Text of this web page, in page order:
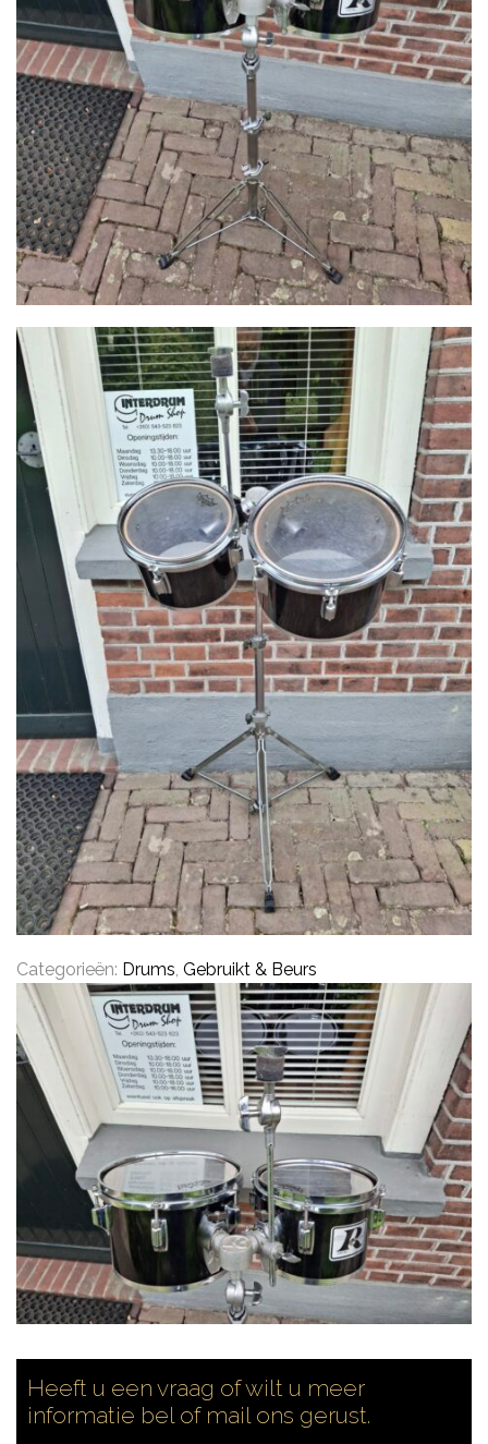
ONLINE SALE
DRUMSCHOOL
CONTACT
Categorieën: Drums Gebruikt & Beurs
Heeft u een vraag of wilt u meer
informatie bel of mail ons gerust.